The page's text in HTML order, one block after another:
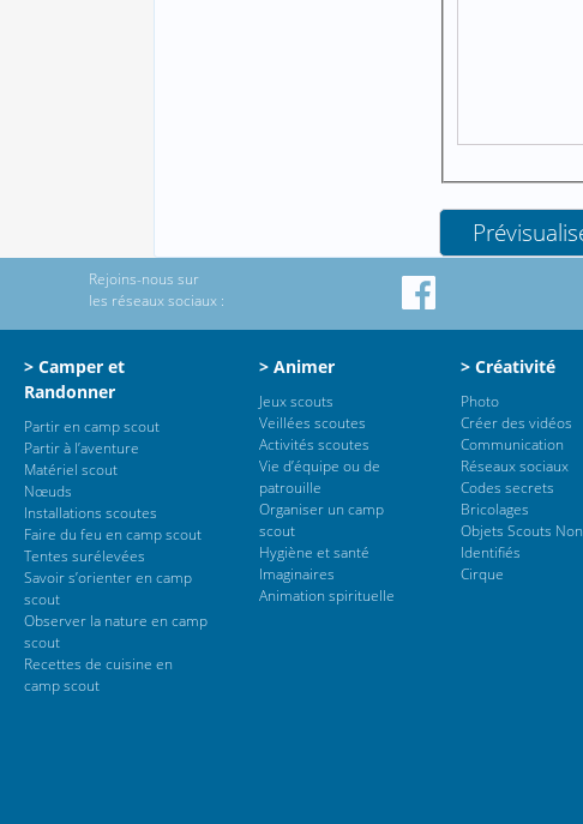
Rejoins-nous sur
les réseaux sociaux :
> Camper et
Randonner
Partir en camp scout
Partir à l’aventure
Matériel scout
Nœuds
Installations scoutes
Faire du feu en camp scout
Tentes surélevées
Savoir s’orienter en camp
scout
Observer la nature en camp
scout
Recettes de cuisine en
camp scout
> Animer
Jeux scouts
Veillées scoutes
Activités scoutes
Vie d’équipe ou de
patrouille
Organiser un camp
scout
Hygiène et santé
Imaginaires
Animation spirituelle
> Créativité
Photo
Créer des vidéos
Communication
Réseaux sociaux
Codes secrets
Bricolages
Objets Scouts Non
Identifiés
Cirque